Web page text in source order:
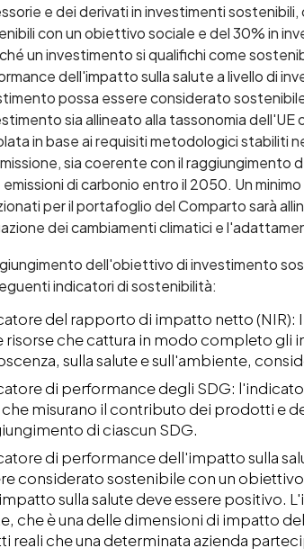
e dei derivati in investimenti
con un obiettivo sociale e del 30% in
un investimento si qualifichi come
dell'impatto sulla salute a livello di
possa essere considerato
sia allineato alla tassonomia
in base ai requisiti metodologici stabiliti
sia coerente con il raggiungimento
emissioni di carbonio entro il 2050. Un
per il portafoglio del Comparto sarà
dei cambiamenti climatici e
dell'obiettivo di investimento
indicatori di sostenibilità:
del rapporto di impatto netto (NIR):
risorse che cattura in modo completo gli
sulla salute e sull'ambiente,
di performance degli SDG:
misurano il contributo dei prodotti e
di ciascun SDG.
di performance dell'impatto sulla
considerato sostenibile con un
sulla salute deve essere positivo.
che è una delle dimensioni di impatto
reali che una determinata azienda